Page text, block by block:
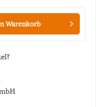
Warenkorb